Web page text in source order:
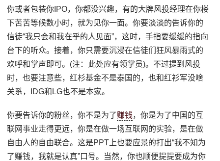
你或者包装你IPO，你都没兴趣，有的大牌风投经理在你楼
下苦苦等候数小时，就为见你一面。你要淡淡的告诉你的
信徒“我只会和我在乎的人见面”，这时，手指要缓缓的指向
台下的听众。接着，你只需要沉浸在信徒们狂风暴雨式的
欢呼和掌声即可。(注：此处应有领掌员)。不过提到风投
时，也要注意些，红杉基金不是泰国的，也和红衫军没啥
关系，IDG和LG也不是本家。
你要告诉你的粉丝，你不是为了赚钱，你是为了中国的互
联网事业走得更远，你是在做一场互联网的实验，是在做
自由人的自由联合。这是PPT上也要应景的打出“我不知为
了赚钱，我就是认真”口号。当然，你也顺便提提要成为你